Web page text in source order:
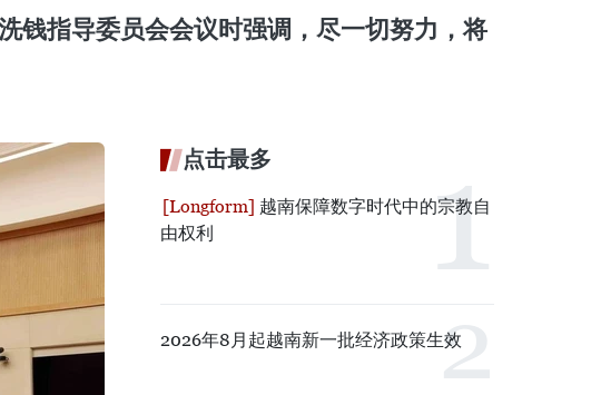
钱指导委员会会议时强调，尽一切努力，将
点击最多
越南保障数字时代中的宗教自
由权利
2026年8月起越南新一批经济政策生效